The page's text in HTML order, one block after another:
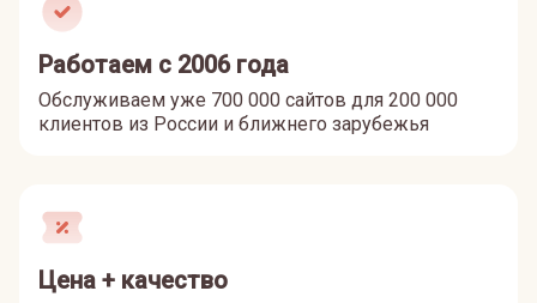
Работаем с 2006 года
Обслуживаем уже 700 000 сайтов для 200 000
клиентов из России и ближнего зарубежья
Цена + качество